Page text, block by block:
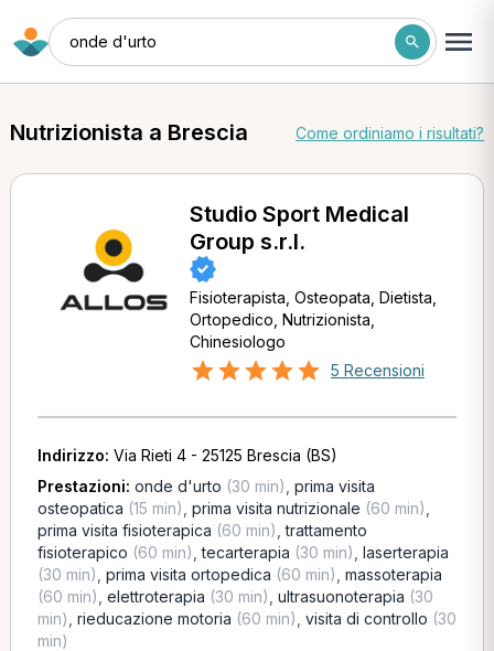
onde d'urto
Nutrizionista a Brescia Come ordiniamo i risultati?
Studio Sport Medical
Group s.r.l.
Fisioterapista, Osteopata, Dietista,
Ortopedico, Nutrizionista,
Chinesiologo
5 Recensioni
Indirizzo: Via Rieti 4 - 25125 Brescia (BS)
Prestazioni: onde d'urto (30 min) prima visita
osteopatica (15 min) prima visita nutrizionale (60 min)
prima visita fisioterapica (60 min) ,trattamento
fisioterapico (60 min) ,tecarterapia (30 min) laserterapia
(30 min) prima visita ortopedica (60 min) massoterapia
(60 min) elettroterapia (30 min) ultrasuonoterapia (30
min) rieducazione motoria (60 min) visita di controllo (30
min)